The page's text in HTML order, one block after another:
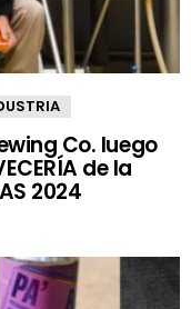
Co. luego
de la
2024